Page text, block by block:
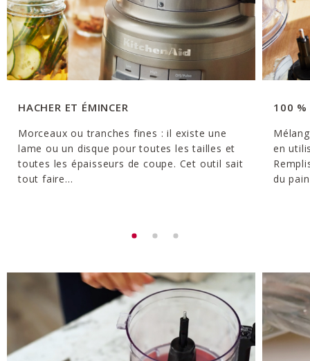
HACHER ET ÉMINCER
Morceaux ou tranches fines : il existe une
lame ou un disque pour toutes les tailles et
toutes les épaisseurs de coupe. Cet outil sait
tout faire...
100 %
en
du